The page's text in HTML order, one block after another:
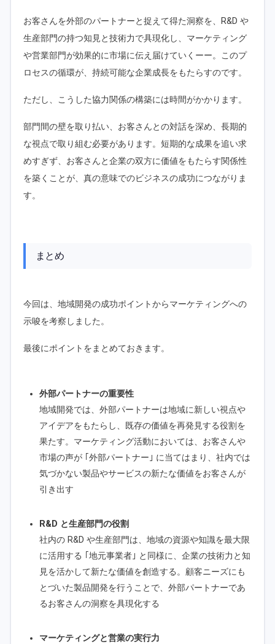
お客さんを外部のパートナーと捉えて得た洞察を、R&D や
生産部門の持つ知見と技術力で具現化し、マーケティング
や営業部門が効果的に市場に伝え届けていくーー。このプ
ロセスの循環が、持続可能な企業成長をもたらすのです。
ただし、こうした協力関係の構築には時間がかかります。
部門間の壁を取り払い、お客さんとの対話を深め、長期的
な視点で取り組む必要があります。短期的な成果を追い求
めすぎず、お客さんと企業の双方に価値をもたらす関係性
を築くことが、真の意味でのビジネスの成功につながりま
す。
まとめ
今回は、地域開発の成功ポイントからマーケティングへの
示唆を考察しました。
最後にポイントをまとめておきます。
外部パートナーの重要性
地域開発では、外部パートナーは地域に新しい視点や
アイデアをもたらし、既存の価値を再発見する役割を
果たす。マーケティング活動においては、お客さんや
市場の声が ｢外部パートナー｣ に当てはまり、社内では
気づかない製品やサービスの新たな価値をお客さんが
引き出す
R&D と生産部門の役割
社内の R&D や生産部門は、地域の資源や知識を最大限
に活用する ｢地元事業者｣ と同様に、企業の技術力と知
見を活かして新たな価値を創造する。顧客ニーズにも
とづいた製品開発を行うことで、外部パートナーであ
るお客さんの洞察を具現化する
マーケティングと営業の実行力